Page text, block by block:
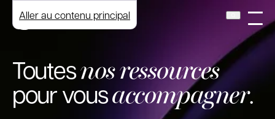
Aller au contenu principal
Toutesnos ressources
pour vousaccompagner.